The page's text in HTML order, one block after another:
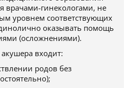
врачами-гинекологами, не
уровнем соответствующих
оказывать помощь
(осложнениями).
входит:
родов без